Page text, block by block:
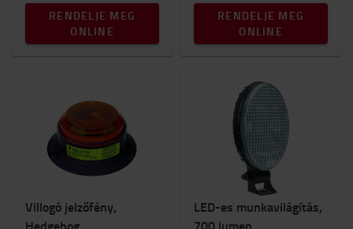
Biztonsági fények
Munkalámpák
RENDELJE MEG
ONLINE
RENDELJE MEG
ONLINE
Villogó jelzőfény,
LED-es munkavilágítás,